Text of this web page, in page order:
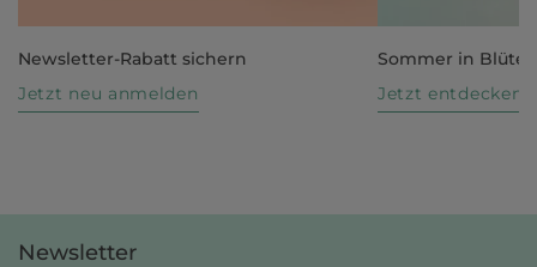
Newsletter-Rabatt sichern
Jetzt neu anmelden
Sommer in Blüte
Jetzt entdecken
Newsletter